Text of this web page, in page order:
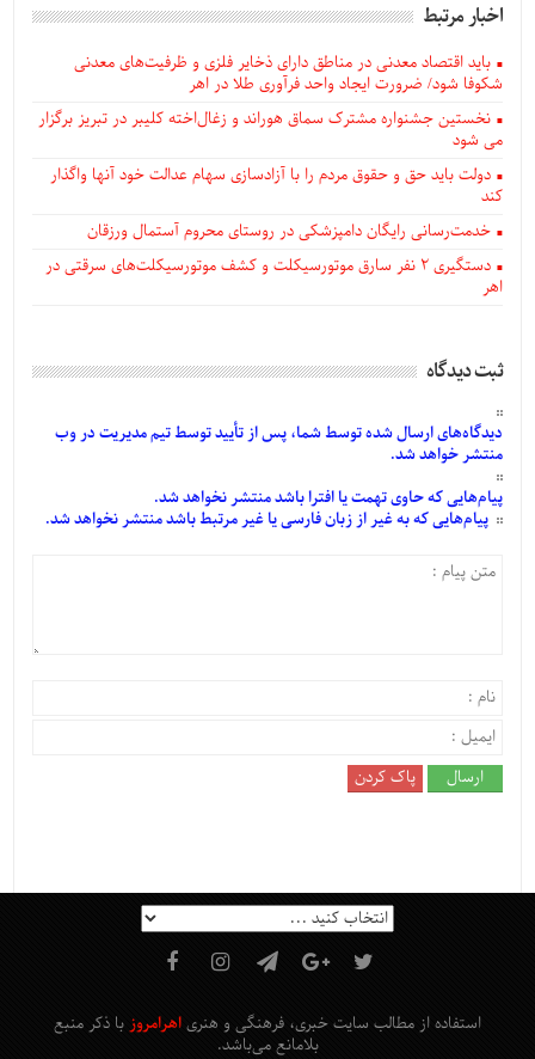
اخبار مرتبط
باید اقتصاد معدنی در مناطق دارای ذخایر فلزی و ظرفیت‌های معدنی
شکوفا شود/ ضرورت ایجاد واحد فرآوری طلا در اهر
نخستین جشنواره مشترک سماق هوراند و زغال‌اخته کلیبر در تبریز برگزار
می شود
دولت باید حق و حقوق مردم را با آزادسازی سهام عدالت خود آنها واگذار
کند
خدمت‌رسانی رایگان دامپزشکی در روستای محروم آستمال ورزقان
دستگيری ۲ نفر سارق موتورسیکلت و کشف موتورسیکلت‌های سرقتی در
اهر
ثبت دیدگاه
دیدگاه‌هایارسالشدهتوسط شما، پس ازتأییدتوسط تیم مدیریت در وب
منتشر خواهد شد.
پیام‌هاییکه حاوی تهمت یا افترا باشد منتشر نخواهد شد.
پیام‌هاییکه به غیر از زبان فارسی یا غیر مرتبط باشد منتشر نخواهد شد.
استفاده از مطالب سایت خبری، فرهنگی و هنری اهرامروز با ذکر منبع
بلامانع می‌باشد.